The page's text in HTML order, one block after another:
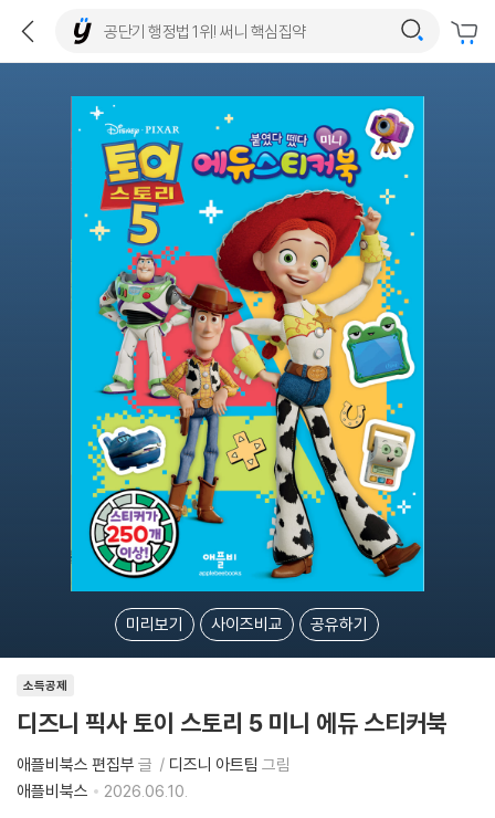
미리보기 사이즈비교 공유하기
소득공제
디즈니 픽사 토이 스토리 5 미니 에듀 스티커북
애플비북스 편집부 글 디즈니 아트팀 그림
애플비북스
2026.06.10.